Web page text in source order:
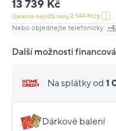
13 739 Kč
Garance nejnižší ceny:2 544 Kč/g
Nebo objednejte telefonicky:
Další možnosti
Na splátky od 1
Dárkové balení